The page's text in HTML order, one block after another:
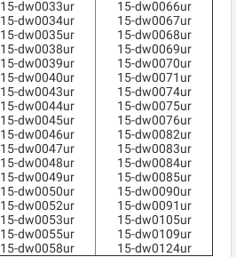
15-dw0033ur
15-dw0034ur
15-dw0035ur
15-dw0038ur
15-dw0039ur
15-dw0040ur
15-dw0043ur
15-dw0044ur
15-dw0045ur
15-dw0046ur
15-dw0047ur
15-dw0048ur
15-dw0049ur
15-dw0050ur
15-dw0052ur
15-dw0053ur
15-dw0055ur
15-dw0058ur
15-dw0066ur
15-dw0067ur
15-dw0068ur
15-dw0069ur
15-dw0070ur
15-dw0071ur
15-dw0074ur
15-dw0075ur
15-dw0076ur
15-dw0082ur
15-dw0083ur
15-dw0084ur
15-dw0085ur
15-dw0090ur
15-dw0091ur
15-dw0105ur
15-dw0109ur
15-dw0124ur